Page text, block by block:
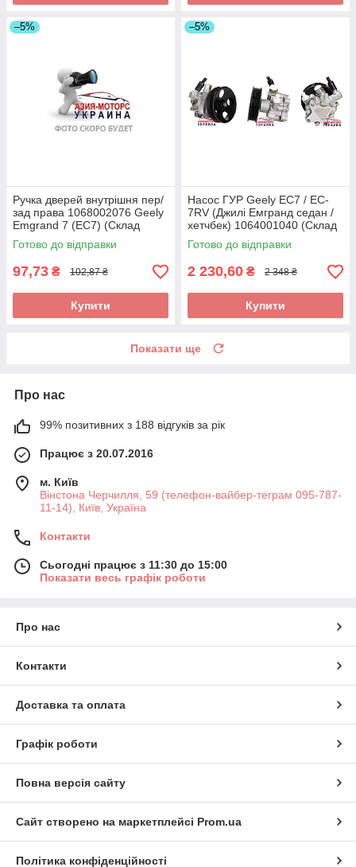
–5%
Ручка дверей внутрішня пер/
зад права 1068002076 Geely
Emgrand 7 (EC7) (Склад
ASM-UKR)
Готово до відправки
97,73 ₴ 102,87 ₴
Купити
–5%
Насос ГУР Geely EC7 / EC-
7RV (Джилі Емгранд седан /
хетчбек) 1064001040 (Склад
ASM-UKR)
Готово до відправки
2 230,60 ₴ 2 348 ₴
Купити
Показати ще
Про нас
99% позитивних з 188 відгуків за рік
Працює з 20.07.2016
м. Київ
Вінстона Черчилля, 59 (телефон-вайбер-теграм 095-787-
11-14), Київ, Україна
Контакти
Сьогодні працює з 11:30 до 15:00
Показати весь графік роботи
Про нас
Контакти
Доставка та оплата
Графік роботи
Повна версія сайту
Сайт створено на маркетплейсі Prom.ua
Політика конфіденційності